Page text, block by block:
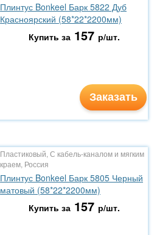
Плинтус Bonkeel Барк 5822 Дуб
Красноярский (58*22*2200мм)
Купить за 157 р/шт.
Заказать
Пластиковый, С кабель-каналом и мягким
краем, Россия
Плинтус Bonkeel Барк 5805 Черный
матовый (58*22*2200мм)
Купить за 157 р/шт.